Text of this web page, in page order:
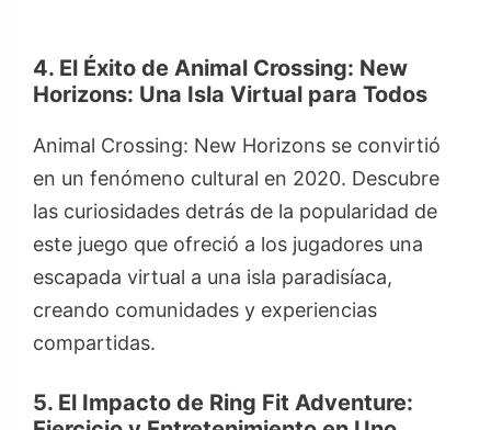
4. El Éxito de Animal Crossing: New
Horizons: Una Isla Virtual para Todos
Animal Crossing: New Horizons se convirtió
en un fenómeno cultural en 2020. Descubre
las curiosidades detrás de la popularidad de
este juego que ofreció a los jugadores una
escapada virtual a una isla paradisíaca,
creando comunidades y experiencias
compartidas.
5. El Impacto de Ring Fit Adventure: